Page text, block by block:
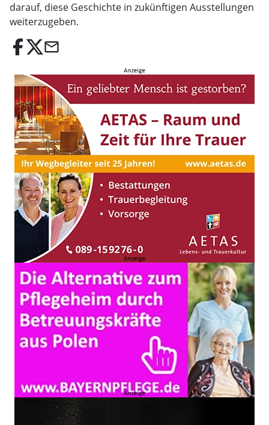
darauf, diese Geschichte in zukünftigen Ausstellungen
weiterzugeben.
email